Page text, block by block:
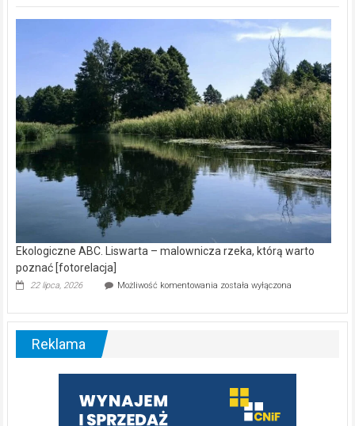
kamerą
wśród
Ekologiczne ABC. Liswarta – malownicza rzeka, którą warto
poznać [fotorelacja]
22 lipca, 2026 Możliwość komentowania Ekologiczne
–
warto
poznać
[fotorelacja]
została wyłączona
Reklama